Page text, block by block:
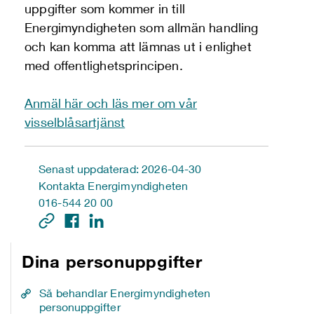
uppgifter som kommer in till
Energimyndigheten som allmän handling
och kan komma att lämnas ut i enlighet
med offentlighetsprincipen.
Anmäl här och läs mer om vår
visselblåsartjänst
Senast uppdaterad: 2026-04-30
Kontakta Energimyndigheten
016-544 20 00
Dina personuppgifter
Så behandlar Energimyndigheten
personuppgifter